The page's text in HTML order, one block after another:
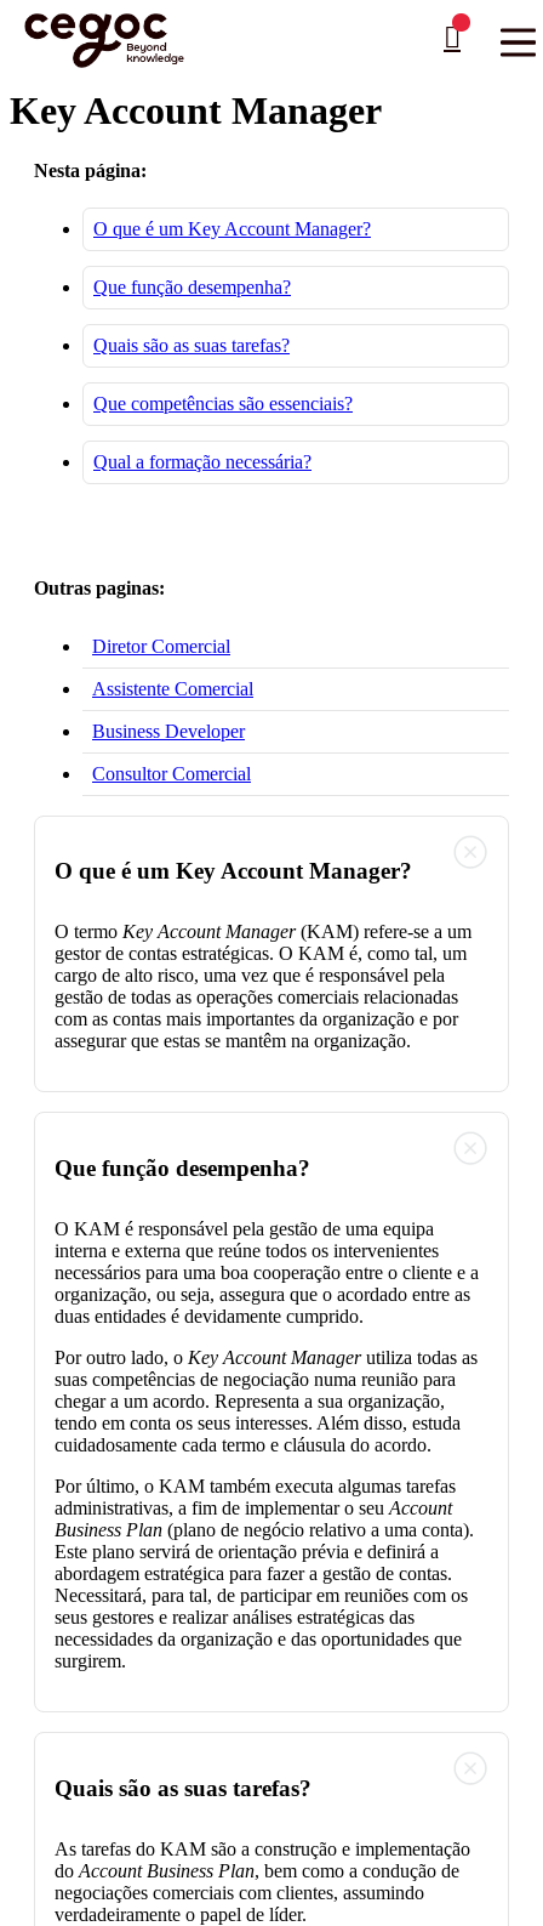
Skip to main content
Está aqui:Home > Job Stories Profissões de Vendas e Negociação Comercial>Key
Account Manager
Key Account Manager
Nesta página:
O que é um Key Account Manager?
Que função desempenha?
Quais são as suas tarefas?
Que competências são essenciais?
Qual a formação necessária?
Outras paginas:
Diretor Comercial
Assistente Comercial
Business Developer
Consultor Comercial
O que é um Key Account Manager?
O termo Key Account Manager(KAM) refere-se a um
gestor de contas estratégicas. O KAM é, como tal, um
cargo de alto risco, uma vez que é responsável pela
gestão de todas as operações comerciais relacionadas
com as contas mais importantes da organização e por
assegurar que estas se mantêm na organização.
Que função desempenha?
O KAM é responsável pela gestão de uma equipa
interna e externa que reúne todos os intervenientes
necessários para uma boa cooperação entre o cliente e a
organização, ou seja, assegura que o acordado entre as
duas entidades é devidamente cumprido.
Por outro lado, o Key Account Managerutiliza todas as
suas competências de negociação numa reunião para
chegar a um acordo. Representa a sua organização,
tendo em conta os seus interesses. Além disso, estuda
cuidadosamente cada termo e cláusula do acordo.
Por último, o KAM também executa algumas tarefas
administrativas, a fim de implementar o seu Account
Business Plan (plano de negócio relativo a uma conta).
Este plano servirá de orientação prévia e definirá a
abordagem estratégica para fazer a gestão de contas.
Necessitará, para tal, de participar em reuniões com os
seus gestores e realizar análises estratégicas das
necessidades da organização e das oportunidades que
surgirem.
Quais são as suas tarefas?
As tarefas do KAM são a construção e implementação
do Account Business Plan, bem como a condução de
negociações comerciais com clientes, assumindo
verdadeiramente o papel de líder.